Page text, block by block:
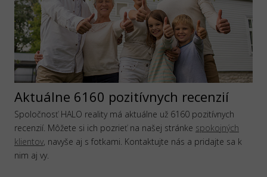
Aktuálne 6160 pozitívnych recenzií
Spoločnosť HALO reality má aktuálne už 6160 pozitívnych
recenzií. Môžete si ich pozrieť na našej stránke spokojných
klientov, navyše aj s fotkami. Kontaktujte nás a pridajte sa k
nim aj vy.